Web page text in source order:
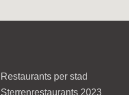
Restaurants per stad
Sterrenrestaurants 2023